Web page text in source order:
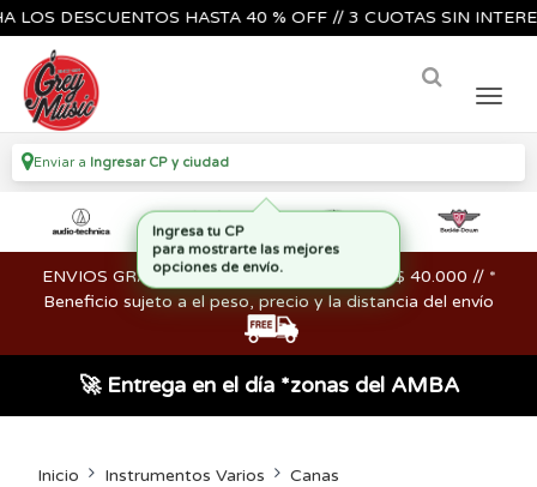
DESCUENTOS HASTA 40 % OFF // 3 CUOTAS SIN
Enviar a Ingresar CP y ciudad
ENVIOS GRATIS en compras mayores a los $ 40.000 // *
Beneficio sujeto a el peso, precio y la distancia del envío
🚀 Entrega en el día *zonas del AMBA
Inicio Instrumentos Varios Canas